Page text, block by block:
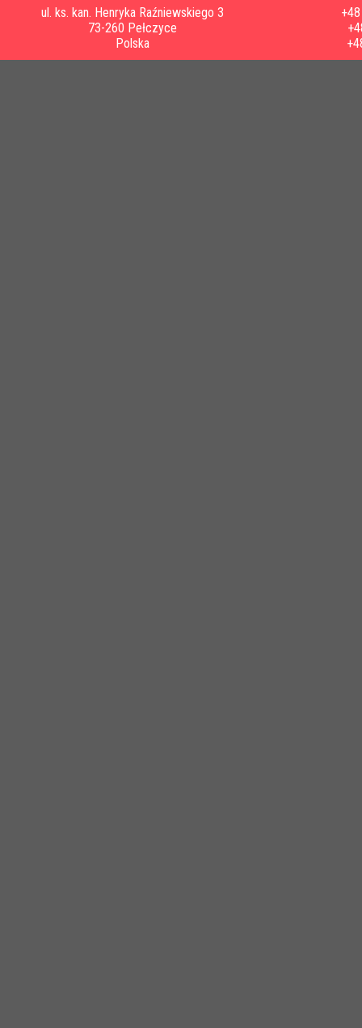
ul. ks. kan. Henryka Raźniewskiego 3
73-260 Pełczyce
Polska